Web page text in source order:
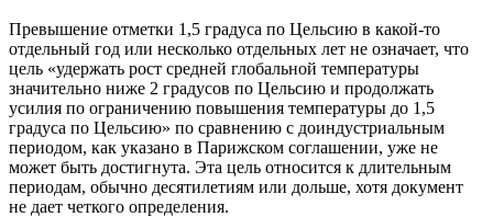
Превышение отметки 1,5 градуса по Цельсию в какой-то
отдельный год или несколько отдельных лет не означает, что
цель «удержать рост средней глобальной температуры
значительно ниже 2 градусов по Цельсию и продолжать
усилия по ограничению повышения температуры до 1,5
градуса по Цельсию» по сравнению с доиндустриальным
периодом, как указано в Парижском соглашении, уже не
может быть достигнута. Эта цель относится к длительным
периодам, обычно десятилетиям или дольше, хотя документ
не дает четкого определения.